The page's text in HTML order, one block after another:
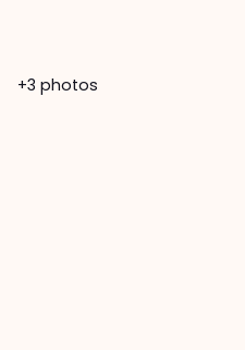
+3 photos